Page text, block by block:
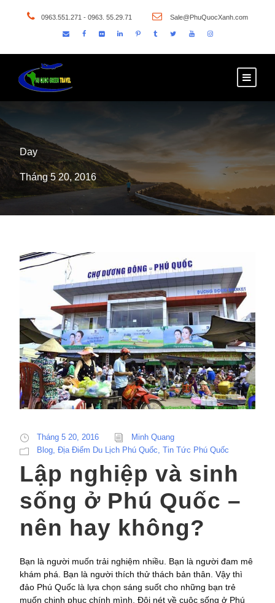
0963.551.271 - 0963. 55.29.71 Sale@PhuQuocXanh.com
Day
Tháng 5 20, 2016
Tháng 5 20, 2016
Minh Quang
Blog, Địa Điểm Du Lịch Phú Quốc, Tin Tức Phú Quốc
Lập nghiệp và sinh
sống ở Phú Quốc –
nên hay không?
Bạn là người muốn trải nghiệm nhiều. Bạn là người đam mê
khám phá. Bạn là người thích thử thách bản thân. Vậy thì
đảo Phú Quốc là lựa chọn sáng suốt cho những bạn trẻ
muốn chinh phục chính mình. Đôi nét về cuộc sống ở Phú